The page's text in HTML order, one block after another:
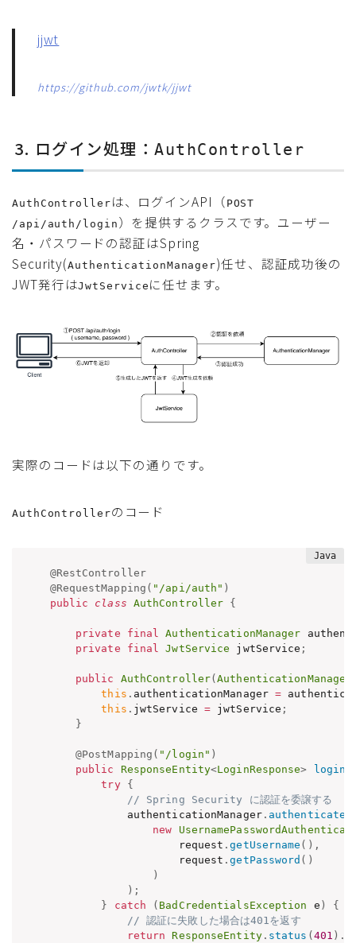
jjwt
https://github.com/jwtk/jjwt
3. ログイン処理： AuthController
AuthController は、ログインAPI（ POST
/api/auth/login ）を提供するクラスです。ユーザー
名・パスワードの認証はSpring
Security(AuthenticationManager)任せ、認証成功後の
JWT発行はJwtService に任せます。
実際のコードは以下の通りです。
AuthControllerのコード
@RestController
@RequestMapping ( "/api/auth" )
public
class AuthController {
private final AuthenticationManager
private
final JwtService jwtService ;
public AuthController(AuthenticationManager
this . authenticationManager =
this . jwtService = jwtService ;
}
@PostMapping ( "/login" )
public
ResponseEntity<LoginResponse> login
try
{
// Spring Security に認証を委譲する
            authenticationManager
. authenticate
new
                    request
.getUsername ( ) ,
                    request
.getPassword ( )
)
) ;
}
catch ( BadCredentialsException e )
{
// 認証に失敗した場合は401を返す
return
ResponseEntity. status ( 401 ) .